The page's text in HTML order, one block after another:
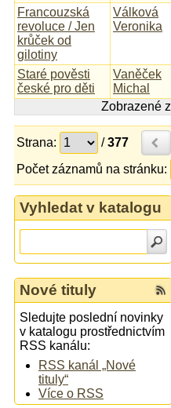
Francouzská
revoluce / Jen
krůček od
gilotiny
Válková
Veronika
Staré pověsti
české pro děti
Vaněček
Michal
Zobrazené
Strana: /377
Počet záznamů na stránku:
Vyhledat v katalogu
Nové tituly
Sledujte poslední novinky
v katalogu prostřednictvím
RSS kanálu:
RSS kanál „Nové
tituly“
Více o RSS